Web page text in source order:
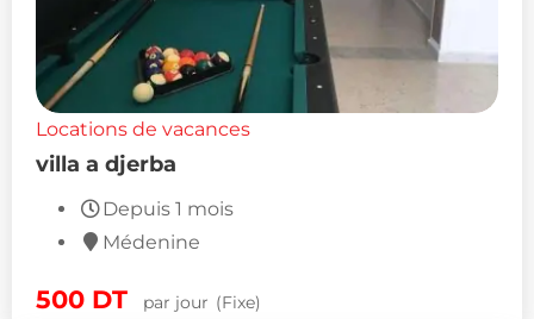
Locations de vacances
villa a djerba
Depuis 1 mois
Médenine
500 DT par jour (Fixe)